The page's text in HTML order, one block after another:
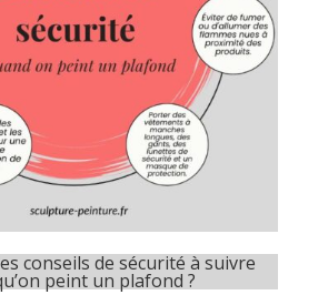
conseils de sécurité à suivre
peint un plafond ?